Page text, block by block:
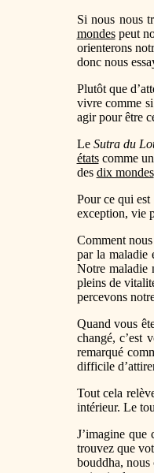
Si nous nous
mondespeut
orienterons
donc nous
Plutôt que
vivre comme
agir pour être
Le Sutra du
étatscomme
des dix mondes
Pour ce qui est
exception, vie
Comment
par la maladie
Notre maladie
pleins de
percevons
Quand vous
changé, c’est
remarqué
difficile
Tout cela
intérieur. Le
J’imagine
trouvez que
bouddha, nous